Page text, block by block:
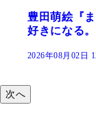
斎藤恭代
『BOUND』
2026年08月02日
次へ